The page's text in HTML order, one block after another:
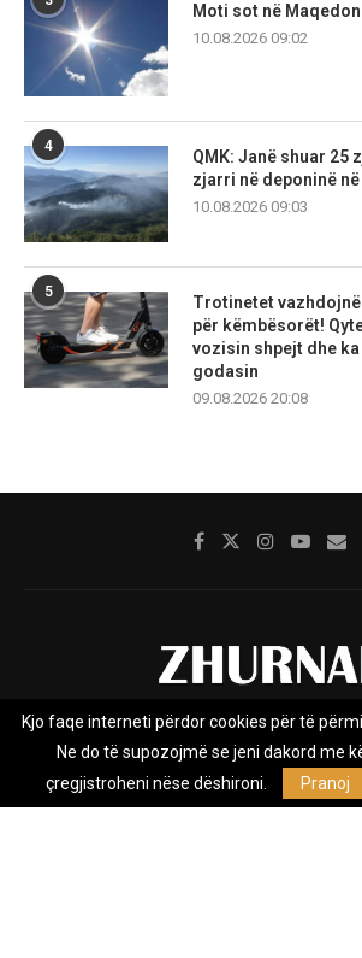
Moti sot në
10.08.2026 09:02
4
QMK: Janë shuar 25
zjarri në deponinë
10.08.2026 09:03
5
Trotinetet
për këmbësorët!
vozisin shpejt dhe
godasin
09.08.2026 20:08
Rreth nesh Impresumi
Privacy Policy
Zhurnal.mk është Agjenci e Lajmeve e
Kjo faqe interneti përdor cookies për të
Ne do të supozojmë se jeni dakord me
çregjistroheni nëse dëshironi.
Pranoj